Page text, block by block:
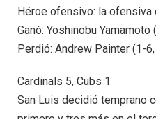
Héroe ofensivo: la
Ganó: Yoshinobu Yamamoto
Perdió: Andrew Painter (1-
Cardinals 5, Cubs 1
San Luis decidió temprano